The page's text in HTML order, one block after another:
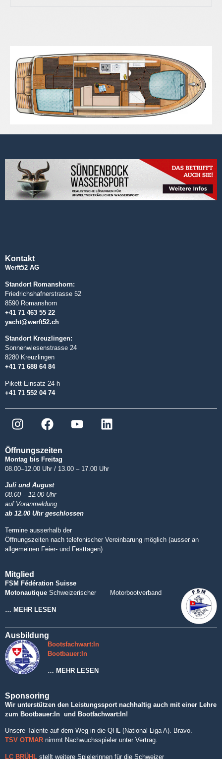
Kontakt
Werft52 AG
Standort Romanshorn:
Friedrichshafnerstrasse 52
8590 Romanshorn
+41 71 463 55 22
yacht@werft52.ch
Standort Kreuzlingen:
Sonnenwiesenstrasse 24
8280 Kreuzlingen
+41 71 688 64 84
Pikett-Einsatz 24 h
+41 71 552 04 74
Öffnungszeiten
Montag bis Freitag
08.00–12.00 Uhr / 13.00 – 17.00 Uhr
Juli und August
08.00 – 12.00 Uhr
auf Voranmeldung
ab 12.00 Uhr geschlossen
Termine ausserhalb der
Öffnungszeiten nach telefonischer Vereinbarung möglich (ausser an
allgemeinen Feier- und Festtagen)
Mitglied
FSM Fédération Suisse
Motonautique Schweizerischer Motorbootverband
… MEHR LESEN
Ausbildung
Bootsfachwart:In
Bootbauer:In
… MEHR LESEN
Sponsoring
Wir unterstützen den Leistungssport nachhaltig auch mit einer Lehre
zum Bootbauer:In und Bootfachwart:In!
Unsere Talente auf dem Weg in die QHL (National-Liga A). Bravo.
TSV OTMAR nimmt Nachwuchsspieler unter Vertrag.
LC BRÜHL stellt weitere Spielerinnen für die Schweizer